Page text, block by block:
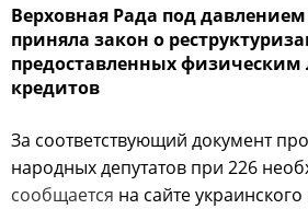
Верховная Рада под
приняла закон о
предоставленных
кредитов
За соответствующий документ
народных депутатов при 226
сообщается на сайте